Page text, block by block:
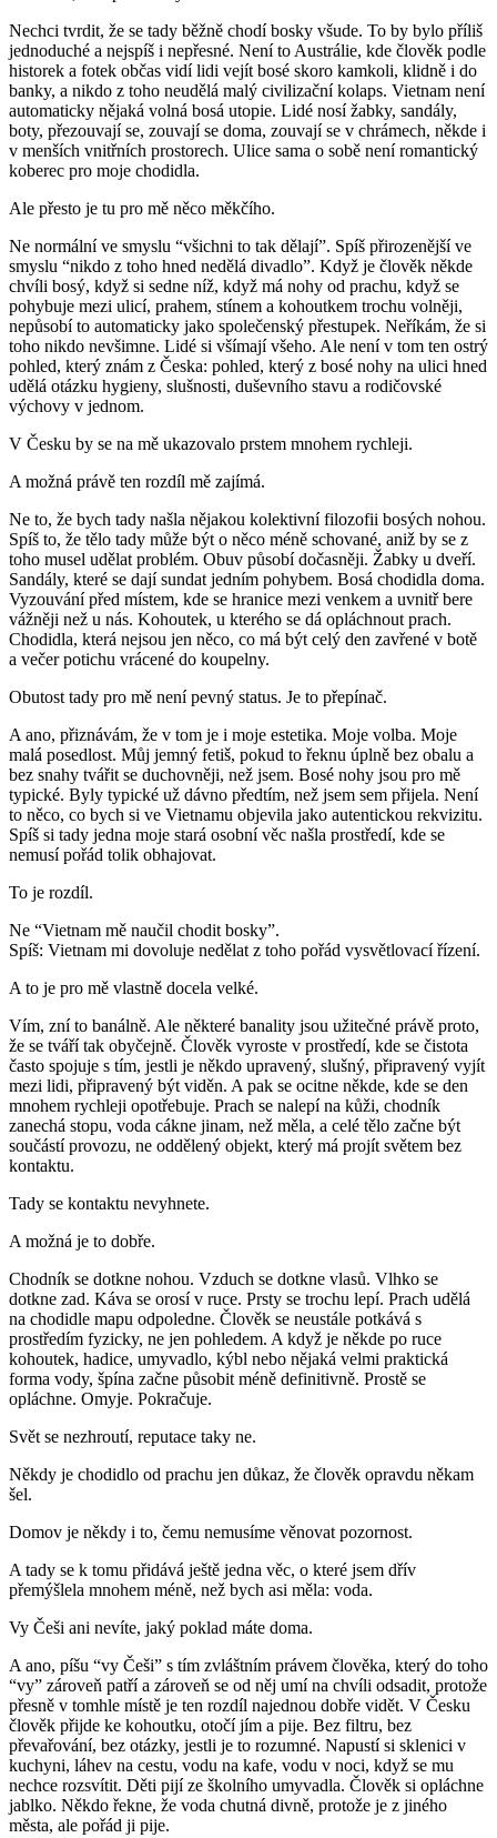
Nechci tvrdit, že se tady běžně chodí bosky všude. To by bylo příliš
jednoduché a nejspíš i nepřesné. Není to Austrálie, kde člověk podle
historek a fotek občas vidí lidi vejít bosé skoro kamkoli, klidně i do
banky, a nikdo z toho neudělá malý civilizační kolaps. Vietnam není
automaticky nějaká volná bosá utopie. Lidé nosí žabky, sandály,
boty, přezouvají se, zouvají se doma, zouvají se v chrámech, někde i
v menších vnitřních prostorech. Ulice sama o sobě není romantický
koberec pro moje chodidla.
Ale přesto je tu pro mě něco měkčího.
Ne normální ve smyslu “všichni to tak dělají”. Spíš přirozenější ve
smyslu “nikdo z toho hned nedělá divadlo”. Když je člověk někde
chvíli bosý, když si sedne níž, když má nohy od prachu, když se
pohybuje mezi ulicí, prahem, stínem a kohoutkem trochu volněji,
nepůsobí to automaticky jako společenský přestupek. Neříkám, že si
toho nikdo nevšimne. Lidé si všímají všeho. Ale není v tom ten ostrý
pohled, který znám z Česka: pohled, který z bosé nohy na ulici hned
udělá otázku hygieny, slušnosti, duševního stavu a rodičovské
výchovy v jednom.
V Česku by se na mě ukazovalo prstem mnohem rychleji.
A možná právě ten rozdíl mě zajímá.
Ne to, že bych tady našla nějakou kolektivní filozofii bosých nohou.
Spíš to, že tělo tady může být o něco méně schované, aniž by se z
toho musel udělat problém. Obuv působí dočasněji. Žabky u dveří.
Sandály, které se dají sundat jedním pohybem. Bosá chodidla doma.
Vyzouvání před místem, kde se hranice mezi venkem a uvnitř bere
vážněji než u nás. Kohoutek, u kterého se dá opláchnout prach.
Chodidla, která nejsou jen něco, co má být celý den zavřené v botě
a večer potichu vrácené do koupelny.
Obutost tady pro mě není pevný status. Je to přepínač.
A ano, přiznávám, že v tom je i moje estetika. Moje volba. Moje
malá posedlost. Můj jemný fetiš, pokud to řeknu úplně bez obalu a
bez snahy tvářit se duchovněji, než jsem. Bosé nohy jsou pro mě
typické. Byly typické už dávno předtím, než jsem sem přijela. Není
to něco, co bych si ve Vietnamu objevila jako autentickou rekvizitu.
Spíš si tady jedna moje stará osobní věc našla prostředí, kde se
nemusí pořád tolik obhajovat.
To je rozdíl.
Ne “Vietnam mě naučil chodit bosky”.
Spíš: Vietnam mi dovoluje nedělat z toho pořád vysvětlovací řízení.
A to je pro mě vlastně docela velké.
Vím, zní to banálně. Ale některé banality jsou užitečné právě proto,
že se tváří tak obyčejně. Člověk vyroste v prostředí, kde se čistota
často spojuje s tím, jestli je někdo upravený, slušný, připravený vyjít
mezi lidi, připravený být viděn. A pak se ocitne někde, kde se den
mnohem rychleji opotřebuje. Prach se nalepí na kůži, chodník
zanechá stopu, voda cákne jinam, než měla, a celé tělo začne být
součástí provozu, ne oddělený objekt, který má projít světem bez
kontaktu.
Tady se kontaktu nevyhnete.
A možná je to dobře.
Chodník se dotkne nohou. Vzduch se dotkne vlasů. Vlhko se
dotkne zad. Káva se orosí v ruce. Prsty se trochu lepí. Prach udělá
na chodidle mapu odpoledne. Člověk se neustále potkává s
prostředím fyzicky, ne jen pohledem. A když je někde po ruce
kohoutek, hadice, umyvadlo, kýbl nebo nějaká velmi praktická
forma vody, špína začne působit méně definitivně. Prostě se
opláchne. Omyje. Pokračuje.
Svět se nezhroutí, reputace taky ne.
Někdy je chodidlo od prachu jen důkaz, že člověk opravdu někam
šel.
Domov je někdy i to, čemu nemusíme věnovat pozornost.
A tady se k tomu přidává ještě jedna věc, o které jsem dřív
přemýšlela mnohem méně, než bych asi měla: voda.
Vy Češi ani nevíte, jaký poklad máte doma.
A ano, píšu “vy Češi” s tím zvláštním právem člověka, který do toho
“vy” zároveň patří a zároveň se od něj umí na chvíli odsadit, protože
přesně v tomhle místě je ten rozdíl najednou dobře vidět. V Česku
člověk přijde ke kohoutku, otočí jím a pije. Bez filtru, bez
převařování, bez otázky, jestli je to rozumné. Napustí si sklenici v
kuchyni, láhev na cestu, vodu na kafe, vodu v noci, když se mu
nechce rozsvítit. Děti pijí ze školního umyvadla. Člověk si opláchne
jablko. Někdo řekne, že voda chutná divně, protože je z jiného
města, ale pořád ji pije.